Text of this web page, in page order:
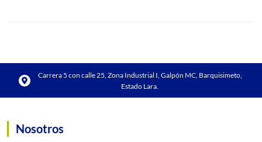
Carrera 5 con calle 25, Zona Industrial I, Galpón MC, Barquisimeto,
Estado Lara.
Nosotros